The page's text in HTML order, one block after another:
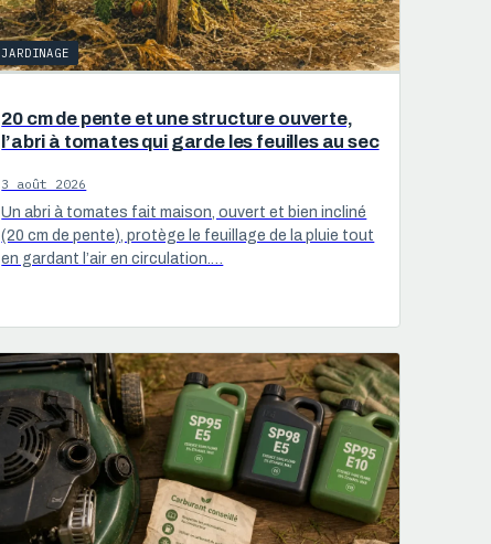
JARDINAGE
20 cm de pente et une structure ouverte,
l’abri à tomates qui garde les feuilles au sec
3 août 2026
Un abri à tomates fait maison, ouvert et bien incliné
(20 cm de pente), protège le feuillage de la pluie tout
en gardant l’air en circulation.…